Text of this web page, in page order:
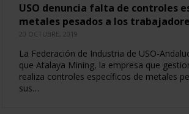
USO denuncia falta de controles
metales pesados a los
20 OCTUBRE, 2019
La Federación de Industria de USO-
que Atalaya Mining, la empresa que
realiza controles específicos de metales
sus…